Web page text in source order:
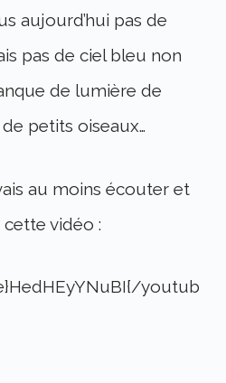
aujourd’hui pas de
pas de ciel bleu non
de lumière de
petits oiseaux…
au moins écouter et
vidéo :
youtub